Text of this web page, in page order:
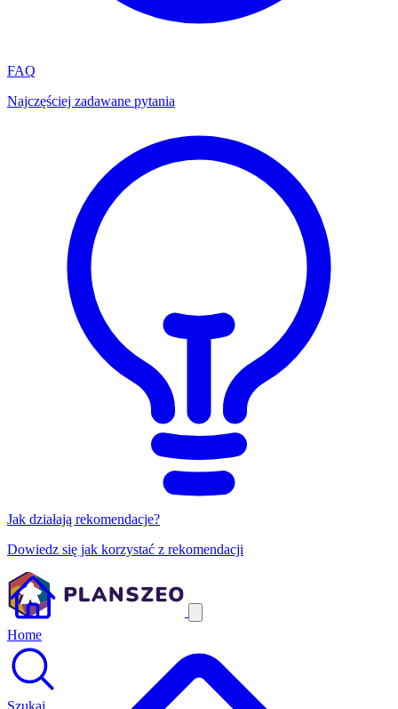
FAQ
Najczęściej zadawane pytania
Jak działają rekomendacje?
Dowiedz się jak korzystać z rekomendacji
Home
Szukaj